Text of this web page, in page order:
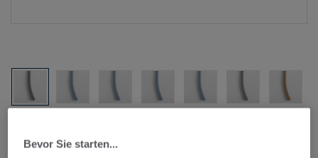
Bevor Sie starten...